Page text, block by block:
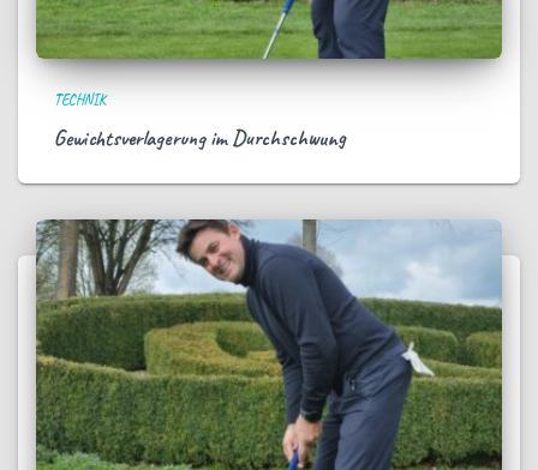
TECHNIK
Gewichtsverlagerung im Durchschwung